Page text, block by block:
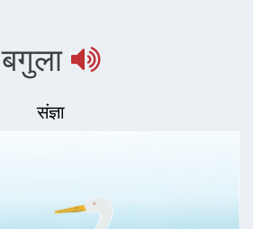
बगुला
संज्ञा